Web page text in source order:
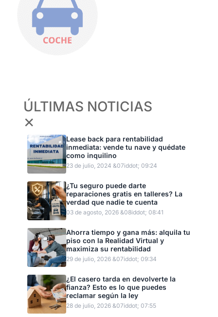
ÚLTIMAS NOTICIAS
✕
Lease back para rentabilidad
inmediata: vende tu nave y quédate
como inquilino
23 de julio, 2024 &07iddot; 09:24
¿Tu seguro puede darte
reparaciones gratis en talleres? La
verdad que nadie te cuenta
03 de agosto, 2026 &08iddot; 08:41
Ahorra tiempo y gana más: alquila tu
piso con la Realidad Virtual y
maximiza su rentabilidad
29 de julio, 2026 &07iddot; 09:34
¿El casero tarda en devolverte la
fianza? Esto es lo que puedes
reclamar según la ley
28 de julio, 2026 &07iddot; 07:55